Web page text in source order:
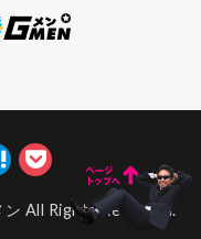
ン All Rights Reserved.